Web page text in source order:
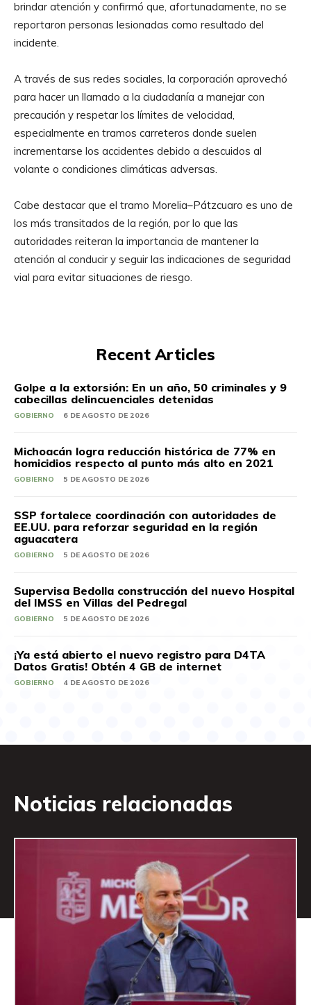
brindar atención y confirmó que, afortunadamente, no se
reportaron personas lesionadas como resultado del
incidente.
A través de sus redes sociales, la corporación aprovechó
para hacer un llamado a la ciudadanía a manejar con
precaución y respetar los límites de velocidad,
especialmente en tramos carreteros donde suelen
incrementarse los accidentes debido a descuidos al
volante o condiciones climáticas adversas.
Cabe destacar que el tramo Morelia–Pátzcuaro es uno de
los más transitados de la región, por lo que las
autoridades reiteran la importancia de mantener la
atención al conducir y seguir las indicaciones de seguridad
vial para evitar situaciones de riesgo.
Recent Articles
Golpe a la extorsión: En un año, 50 criminales y 9
cabecillas delincuenciales detenidas
GOBIERNO 6 DE AGOSTO DE 2026
Michoacán logra reducción histórica de 77% en
homicidios respecto al punto más alto en 2021
GOBIERNO 5 DE AGOSTO DE 2026
SSP fortalece coordinación con autoridades de
EE.UU. para reforzar seguridad en la región
aguacatera
GOBIERNO 5 DE AGOSTO DE 2026
Supervisa Bedolla construcción del nuevo Hospital
del IMSS en Villas del Pedregal
GOBIERNO 5 DE AGOSTO DE 2026
¡Ya está abierto el nuevo registro para D4TA
Datos Gratis! Obtén 4 GB de internet
GOBIERNO 4 DE AGOSTO DE 2026
Noticias relacionadas